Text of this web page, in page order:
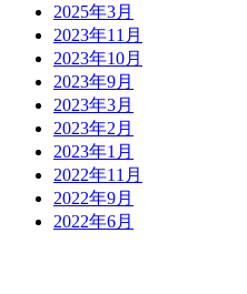
2025年3月
2023年11月
2023年10月
2023年9月
2023年3月
2023年2月
2023年1月
2022年11月
2022年9月
2022年6月